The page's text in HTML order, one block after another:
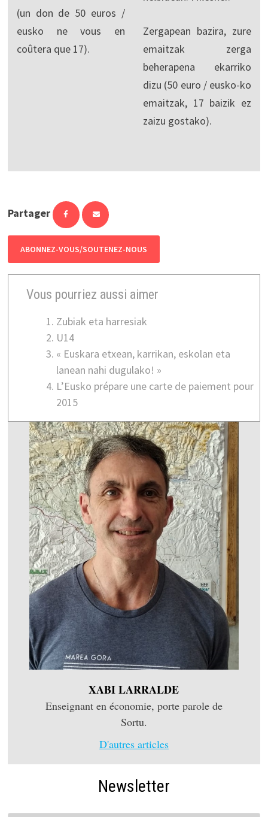
(un don de 50 euros /
eusko ne vous en
coûtera que 17).
Zergapean bazira, zure
emaitzak zerga
beherapena ekarriko
dizu (50 euro / eusko-ko
emaitzak, 17 baizik ez
zaizu gostako).
Partager
ABONNEZ-VOUS/SOUTENEZ-NOUS
Vous pourriez aussi aimer
Zubiak eta harresiak
U14
« Euskara etxean, karrikan, eskolan eta
lanean nahi dugulako! »
L’Eusko prépare une carte de paiement pour
2015
XABI LARRALDE
Enseignant en économie, porte parole de
Sortu.
D'autres articles
Newsletter